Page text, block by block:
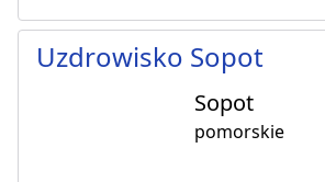
Uzdrowisko Sopot
Sopot
pomorskie